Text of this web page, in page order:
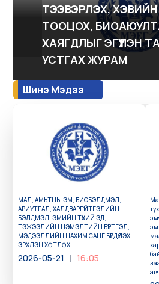
ТЭЭВЭРЛЭХ,
ТООЦОХ,
ХАЯГДЛЫГ ЭГҮҮЛЭН
УСТГАХ ЖУРАМ
Шинэ Мэдээ
МАЛ, АМЬТНЫ ЭМ, БИОБЭЛДМЭЛ,
АРИУТГАЛ, ХАЛДВАРГҮЙТГЭЛИЙН
БЭЛДМЭЛ, ЭМИЙН ТҮҮХИЙ ЭД,
ТЭЖЭЭЛИЙН НЭМЭЛТИЙН БҮРТГЭЛ,
МЭДЭЭЛЛИЙН ЦАХИМ САНГ БҮРДҮҮЛЭХ,
ЭРХЛЭН ХӨТЛӨХ
2026-05-21 | 16:05